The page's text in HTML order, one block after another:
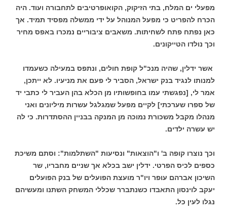
מפעלי ים המלח, בתי הזיקוק, הקואופרטיבים לתחבורה ועוד. היה
הכרח להפריט כי מפעל המנוהל על ידי ממשלה מפסיד תמיד. אך
כאן נפתח פתח לשחיתות. משאבים ציבוריים נמכרו באפס מחיר
וכך נולדו הטייקונים.
אשר ידלין, שהיה מנכ"ל קופת חולים, ונתפס במעילה כשעמדו
למנותו לנגיד בנק ישראל, הסביר לי פעם את מניעיו. לא ייתכן,
אמר לי, [נפגשתי עמו בחופשותיו מן הכלא בהן העביר לי כתבי יד
של ספרו שערכתי] לקיים מפעל שמגלגל עשרות מיליונים ואני
מנהלו מקבל משכורת נמוכה מן המנקה בבניין ההסתדרות. כי לה
יש עשרה ילדים.
וכך נוצרו קופה ב' ו"הוצאות" ונסיעות "השתלמות": וסתם משיכת
כספים לכיס הפרטי. ידלין ישב בכלא אך שניים מחבריו, שר
השיכון אברהם עופר ויו"ר מועצת הפועלים של בנק הפועלים
יעקב לוינסון התאבדו כשנתברר שכללי המשחק השתנו ומעשיהם
נגלו לעין כל.